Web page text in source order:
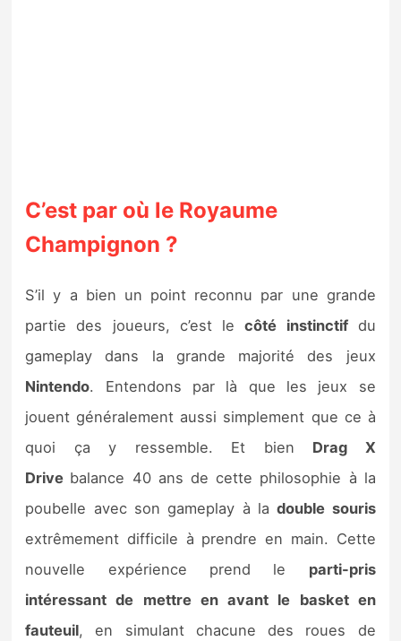
C’est par où le Royaume
Champignon ?
S’il y a bien un point reconnu par une grande
partie des joueurs, c’est lecôté instinctifdu
gameplay dans la grande majorité des jeux
Nintendo. Entendons par là que les jeux se
jouent généralement aussi simplement que ce à
quoi ça y ressemble. Et bien Drag X
Drive balance 40 ans de cette philosophie à la
poubelle avec son gameplay à ladouble souris
extrêmement difficile à prendre en main. Cette
nouvelle expérience prend le parti-pris
intéressant de mettre en avant le basket en
fauteuil, en simulant chacune des roues de